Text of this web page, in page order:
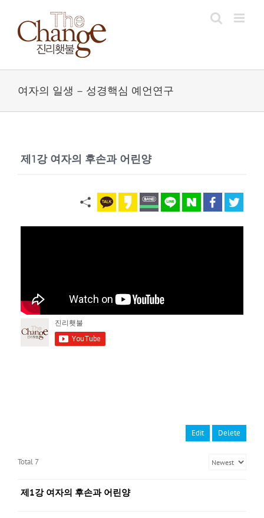
content
여자의 일생 – 성경핵심 예언연구
제1강 여자의 후손과 어린양
Edit Delete
Total 7
제1강 여자의 후손과 어린양